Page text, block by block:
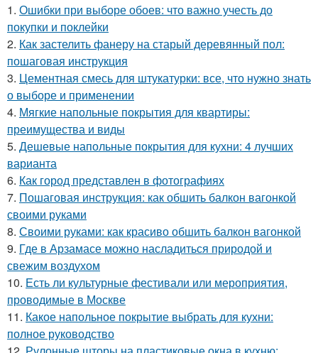
1. Ошибки при выборе обоев: что важно учесть до
покупки и поклейки
2. Как застелить фанеру на старый деревянный пол:
пошаговая инструкция
3. Цементная смесь для штукатурки: все, что нужно знать
о выборе и применении
4. Мягкие напольные покрытия для квартиры:
преимущества и виды
5. Дешевые напольные покрытия для кухни: 4 лучших
варианта
6. Как город представлен в фотографиях
7. Пошаговая инструкция: как обшить балкон вагонкой
своими руками
8. Своими руками: как красиво обшить балкон вагонкой
9. Где в Арзамасе можно насладиться природой и
свежим воздухом
10. Есть ли культурные фестивали или мероприятия,
проводимые в Москве
11. Какое напольное покрытие выбрать для кухни:
полное руководство